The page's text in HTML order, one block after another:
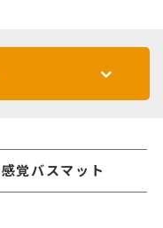
覚バスマット